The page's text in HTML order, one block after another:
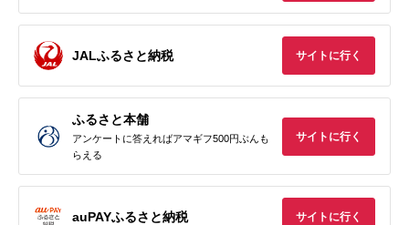
JALふるさと納税 サイトに行く
ふるさと本舗
アンケートに答えればアマギフ500円ぶんも
らえる
サイトに行く
auPAYふるさと納税 サイトに行く